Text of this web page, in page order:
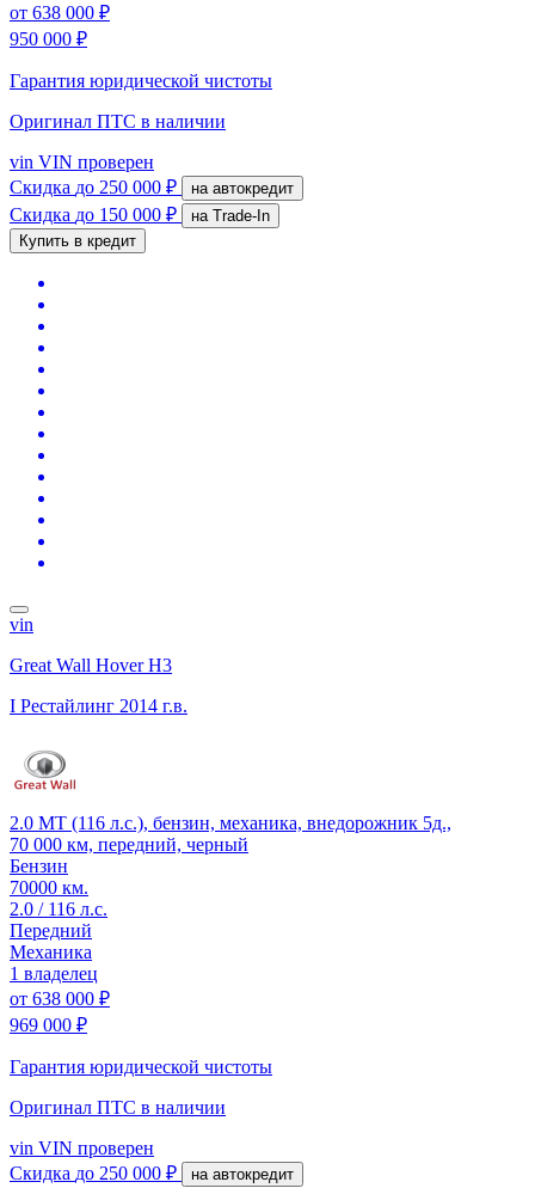
от 638 000 ₽
950 000 ₽
Гарантия юридической чистоты
Оригинал ПТС в наличии
vin VIN проверен
Скидка до 250 000 ₽ на автокредит
Скидка до 150 000 ₽
на Trade-In
Купить в кредит
vin
Great Wall Hover H3
I Рестайлинг 2014 г.в.
2.0 MT (116 л.с.), бензин, механика, внедорожник 5д.,
70 000 км, передний, черный
Бензин
70000 км.
2.0 / 116 л.с.
Передний
Механика
1 владелец
от 638 000 ₽
969 000 ₽
Гарантия юридической чистоты
Оригинал ПТС в наличии
vin VIN проверен
Скидка до 250 000 ₽ на автокредит